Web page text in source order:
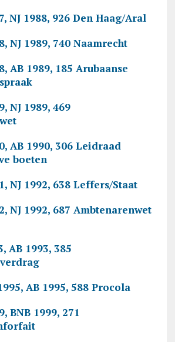
NJ 1988, 926 Den Haag/Aral
NJ 1989, 740 Naamrecht
AB 1989, 185 Arubaanse
NJ 1989, 469
AB 1990, 306 Leidraad
boeten
NJ 1992, 638 Leffers/Staat
NJ 1992, 687 Ambtenarenwet
AB 1993, 385
AB 1995, 588 Procola
BNB 1999, 271